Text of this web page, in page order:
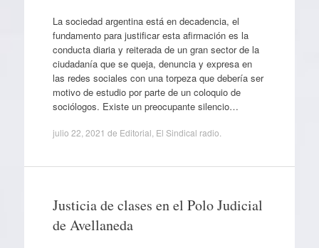
La sociedad argentina está en decadencia, el
fundamento para justificar esta afirmación es la
conducta diaria y reiterada de un gran sector de la
ciudadanía que se queja, denuncia y expresa en
las redes sociales con una torpeza que debería ser
motivo de estudio por parte de un coloquio de
sociólogos. Existe un preocupante silencio…
julio 22, 2021 de Editorial El Sindical radio
Justicia de clases en el Polo Judicial
de Avellaneda